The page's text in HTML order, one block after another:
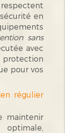
en
sans
avec
pour vos
régulier
maintenir